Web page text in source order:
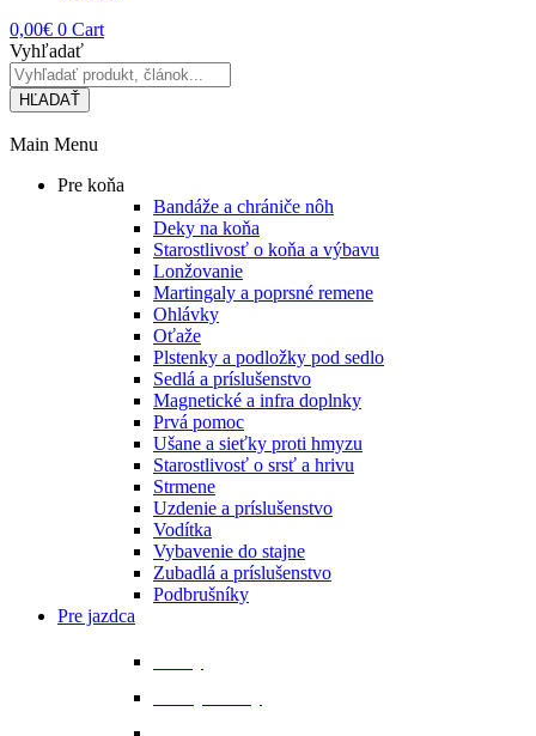
0,00€ 0 Cart
Vyhľadať
HĽADAŤ
Main Menu
Pre koňa
Bandáže a chrániče nôh
Deky na koňa
Starostlivosť o koňa a výbavu
Lonžovanie
Martingaly a poprsné remene
Ohlávky
Oťaže
Plstenky a podložky pod sedlo
Sedlá a príslušenstvo
Magnetické a infra doplnky
Prvá pomoc
Ušane a sieťky proti hmyzu
Starostlivosť o srsť a hrivu
Strmene
Uzdenie a príslušenstvo
Vodítka
Vybavenie do stajne
Zubadlá a príslušenstvo
Podbrušníky
Pre jazdca